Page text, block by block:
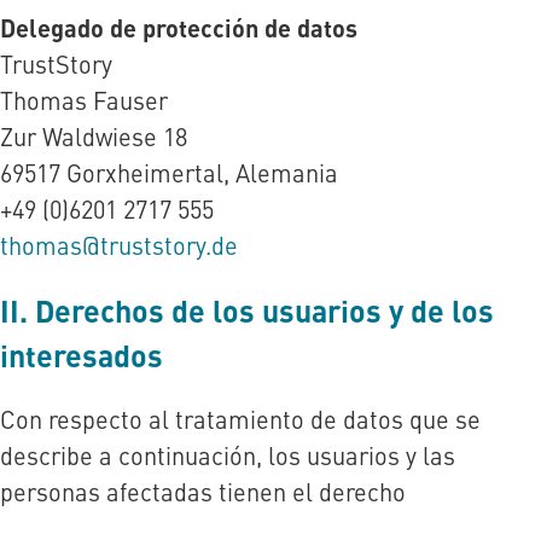
Delegado de protección de datos
TrustStory
Thomas Fauser
Zur Waldwiese 18
69517 Gorxheimertal, Alemania
+49 (0)6201 2717 555
thomas@truststory.de
II. Derechos de los usuarios y de los
interesados
Con respecto al tratamiento de datos que se
describe a continuación, los usuarios y las
personas afectadas tienen el derecho